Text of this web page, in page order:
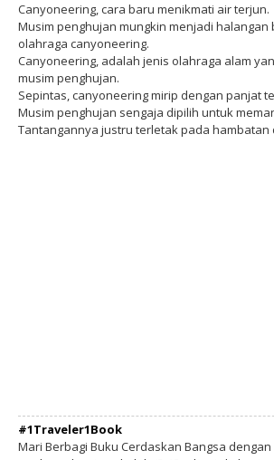
Canyoneering, cara baru menikmati air terjun.
Musim penghujan mungkin menjadi
olahraga canyoneering.
Canyoneering, adalah jenis olahraga alam
musim penghujan.
Sepintas, canyoneering mirip dengan panjat
Musim penghujan sengaja dipilih untuk
Tantangannya justru terletak pada hambatan
#1Traveler1Book
Mari Berbagi Buku Cerdaskan Bangsa